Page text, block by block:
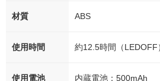
材質 ABS
使用時間 約12.5時間（LEDOFF
使用電池 内蔵電池：500mAh